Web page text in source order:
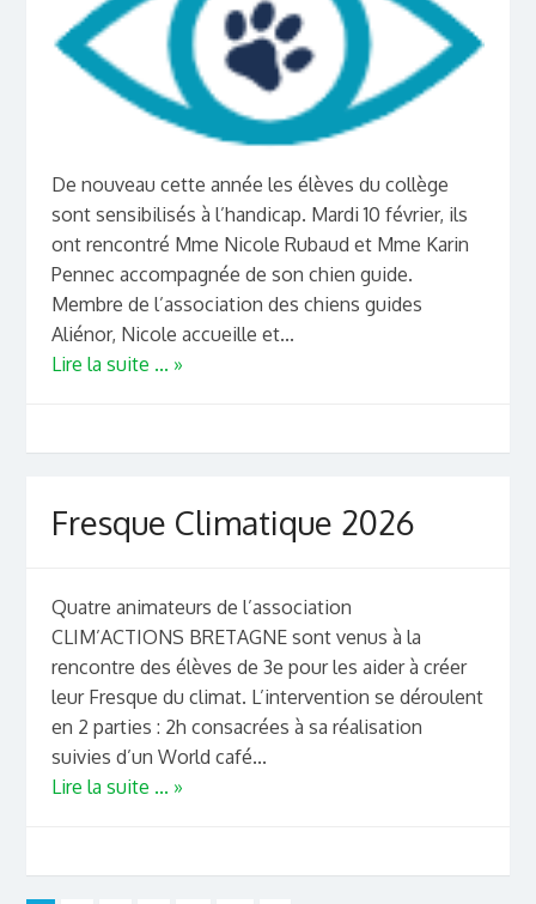
De nouveau cette année les élèves du collège
sont sensibilisés à l’handicap. Mardi 10 février, ils
ont rencontré Mme Nicole Rubaud et Mme Karin
Pennec accompagnée de son chien guide.
Membre de l’association des chiens guides
Aliénor, Nicole accueille et...
Lire la suite ... »
Fresque Climatique 2026
Quatre animateurs de l’association
CLIM’ACTIONS BRETAGNE sont venus à la
rencontre des élèves de 3e pour les aider à créer
leur Fresque du climat. L’intervention se déroulent
en 2 parties : 2h consacrées à sa réalisation
suivies d’un World café...
Lire la suite ... »